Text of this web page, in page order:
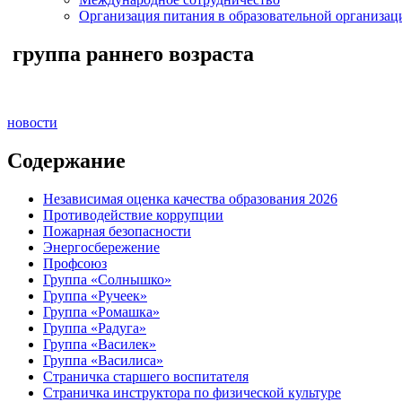
Организация питания в образовательной
группа раннего возраста
новости
Содержание
Независимая оценка качества образования 2026
Противодействие коррупции
Пожарная безопасности
Энергосбережение
Профсоюз
Группа «Солнышко»
Группа «Ручеек»
Группа «Ромашка»
Группа «Радуга»
Группа «Василек»
Группа «Василиса»
Страничка старшего воспитателя
Страничка инструктора по физической культуре